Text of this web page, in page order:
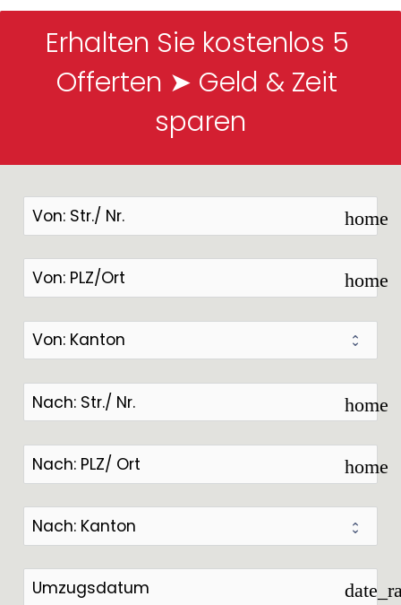
Erhalten Sie kostenlos 5
Offerten ➤ Geld & Zeit
sparen
home
home
home
home